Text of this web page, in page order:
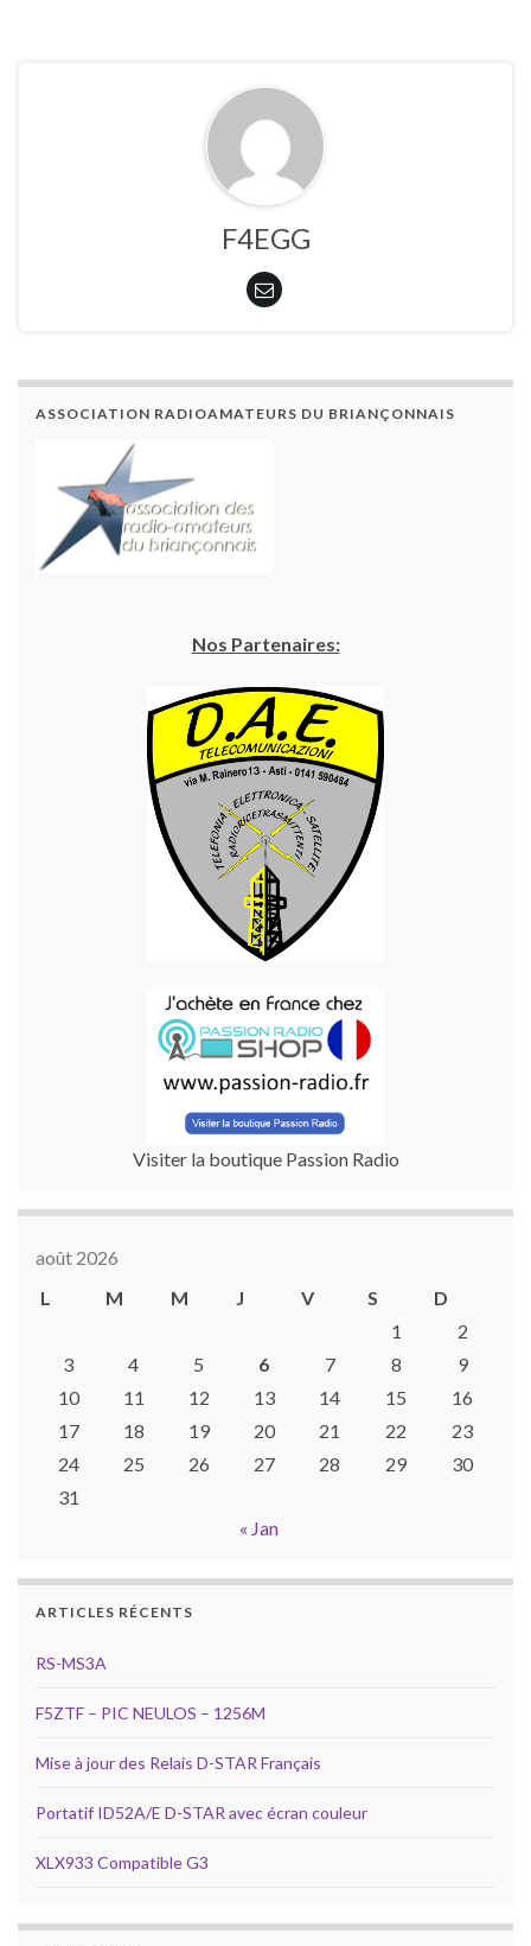
F4EGG
ASSOCIATION RADIOAMATEURS DU BRIANÇONNAIS
Nos Partenaires:
Visiter la boutique Passion Radio
août 2026
L
M M J V S
D
1
2
3
4 5 6 7 8
9
10
11 12 13 14 15
16
17
18 19 20 21 22
23
24
25 26 27 28 29
30
31
« Jan
ARTICLES RÉCENTS
RS-MS3A
F5ZTF – PIC NEULOS – 1256M
Mise à jour des Relais D-STAR Français
Portatif ID52A/E D-STAR avec écran couleur
XLX933 Compatible G3